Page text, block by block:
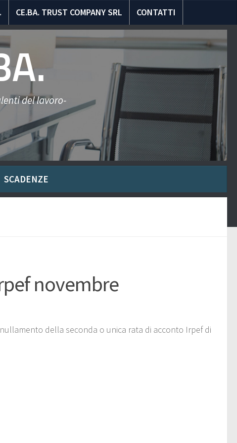
CE.BA. TRUST COMPANY SRL CONTATTI
del lavoro-
SCADENZE
novembre
della seconda o unica rata di acconto Irpef di